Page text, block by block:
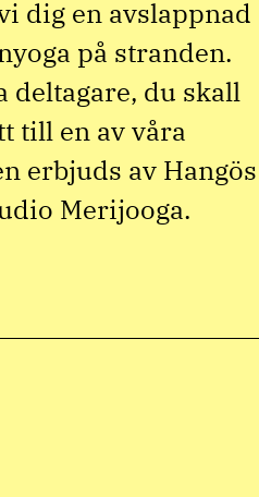
dig en avslappnad
på stranden.
deltagare, du skall
till en av våra
erbjuds av Hangös
Merijooga.